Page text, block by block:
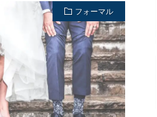
フォーマル